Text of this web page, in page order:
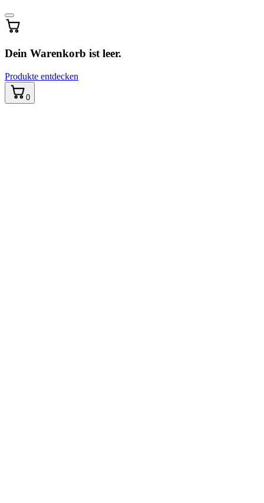
…
Dein Warenkorb ist leer.
Produkte entdecken
0